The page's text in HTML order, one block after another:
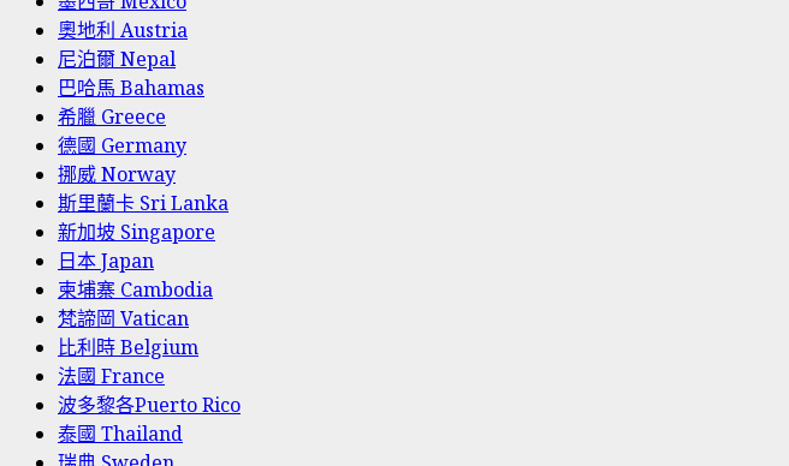
奧地利 Austria
尼泊爾 Nepal
巴哈馬 Bahamas
希臘 Greece
德國 Germany
挪威 Norway
斯里蘭卡 Sri Lanka
新加坡 Singapore
日本 Japan
柬埔寨 Cambodia
梵諦岡 Vatican
比利時 Belgium
法國 France
波多黎各Puerto Rico
泰國 Thailand